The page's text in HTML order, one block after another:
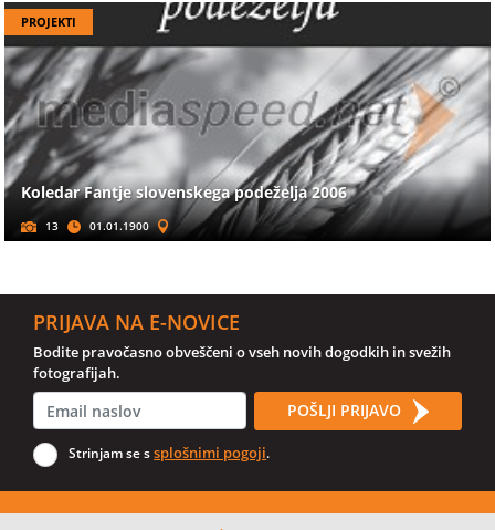
PROJEKTI
Koledar Fantje slovenskega podeželja 2006
13 01.01.1900
PRIJAVA NA E-NOVICE
Bodite pravočasno obveščeni o vseh novih dogodkih in svežih
fotografijah.
POŠLJI PRIJAVO
Strinjam se ssplošnimi pogoji.